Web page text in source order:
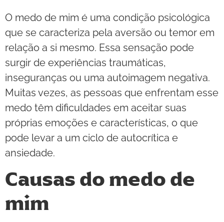
O medo de mim é uma condição psicológica
que se caracteriza pela aversão ou temor em
relação a si mesmo. Essa sensação pode
surgir de experiências traumáticas,
inseguranças ou uma autoimagem negativa.
Muitas vezes, as pessoas que enfrentam esse
medo têm dificuldades em aceitar suas
próprias emoções e características, o que
pode levar a um ciclo de autocrítica e
ansiedade.
Causas do medo de
mim